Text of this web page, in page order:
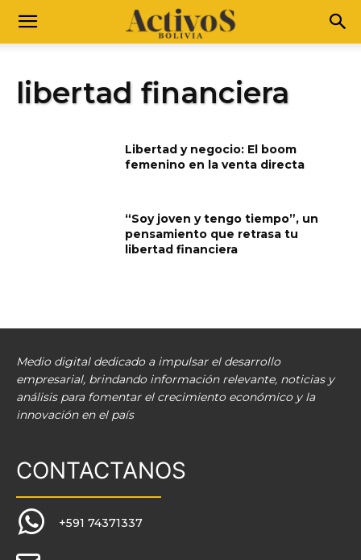
libertad financiera
Libertad y negocio: El boom
femenino en la venta directa
“Soy joven y tengo tiempo”, un
pensamiento que retrasa tu
libertad financiera
Medio digital dedicado a impulsar el desarrollo
empresarial, brindando información relevante, noticias y
análisis para fomentar el crecimiento económico y la
innovación en el país
CONTACTANOS
+591 74371337